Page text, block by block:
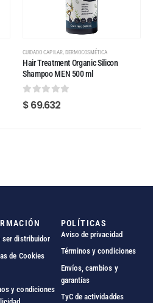
CUIDADO CAPILAR, DERMOCOSMÉTICA
Hair Treatment Organic Silicon
Shampoo MEN 500 ml
0 out of 5
$69.632
ser distribuidor
de Cookies
y condiciones
POLÍTICAS
Aviso de privacidad
Términos y condiciones
Envíos, cambios y
garantías
TyC de actividaddes